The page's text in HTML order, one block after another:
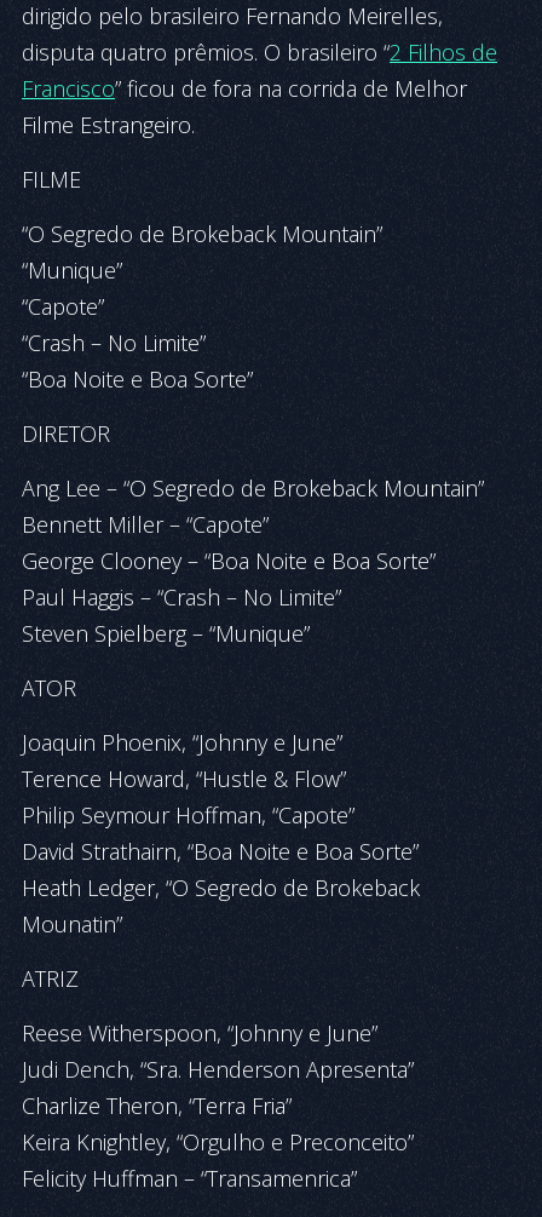
dirigido pelo brasileiro Fernando Meirelles,
disputa quatro prêmios. O brasileiro “2 Filhos de
Francisco” ficou de fora na corrida de Melhor
Filme Estrangeiro.
FILME
“O Segredo de Brokeback Mountain”
“Munique”
“Capote”
“Crash – No Limite”
“Boa Noite e Boa Sorte”
DIRETOR
Ang Lee – “O Segredo de Brokeback Mountain”
Bennett Miller – “Capote”
George Clooney – “Boa Noite e Boa Sorte”
Paul Haggis – “Crash – No Limite”
Steven Spielberg – “Munique”
ATOR
Joaquin Phoenix, “Johnny e June”
Terence Howard, “Hustle & Flow”
Philip Seymour Hoffman, “Capote”
David Strathairn, “Boa Noite e Boa Sorte”
Heath Ledger, “O Segredo de Brokeback
Mounatin”
ATRIZ
Reese Witherspoon, “Johnny e June”
Judi Dench, “Sra. Henderson Apresenta”
Charlize Theron, “Terra Fria”
Keira Knightley, “Orgulho e Preconceito”
Felicity Huffman – “Transamenrica”